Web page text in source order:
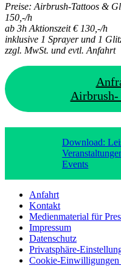
Preise: Airbrush-Tattoos &
150,-/h
ab 3h Aktionszeit € 130,-/h
inklusive 1 Sprayer und 1
zzgl. MwSt. und evtl. Anfahrt
Download:
Events
Anfahrt
Kontakt
Medienmaterial für
Impressum
Datenschutz
Privatsphäre-
Cookie-Einwilligungen